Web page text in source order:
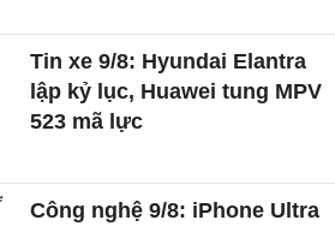
Tin xe 9/8: Hyundai Elantra
lập kỷ lục, Huawei tung MPV
523 mã lực
Công nghệ 9/8: iPhone Ultra